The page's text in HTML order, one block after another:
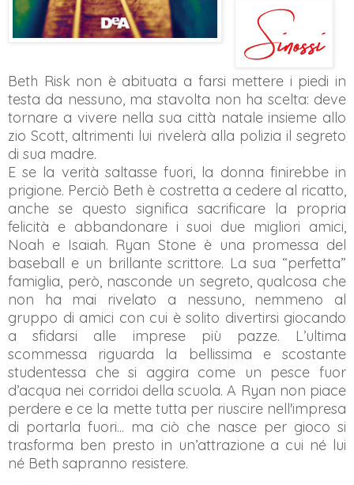
Beth Risk non è abituata a farsi mettere i piedi in
testa da nessuno, ma stavolta non ha scelta: deve
tornare a vivere nella sua città natale insieme allo
zio Scott, altrimenti lui rivelerà alla polizia il segreto
di sua madre.
E se la verità saltasse fuori, la donna finirebbe in
prigione. Perciò Beth è costretta a cedere al ricatto,
anche se questo significa sacrificare la propria
felicità e abbandonare i suoi due migliori amici,
Noah e Isaiah. Ryan Stone è una promessa del
baseball e un brillante scrittore. La sua “perfetta”
famiglia, però, nasconde un segreto, qualcosa che
non ha mai rivelato a nessuno, nemmeno al
gruppo di amici con cui è solito divertirsi giocando
a sfidarsi alle imprese più pazze. L’ultima
scommessa riguarda la bellissima e scostante
studentessa che si aggira come un pesce fuor
d’acqua nei corridoi della scuola. A Ryan non piace
perdere e ce la mette tutta per riuscire nell'impresa
di portarla fuori... ma ciò che nasce per gioco si
trasforma ben presto in un’attrazione a cui né lui
né Beth sapranno resistere.